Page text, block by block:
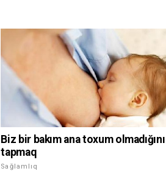
Biz bir bakım ana toxum olmadığını
tapmaq
Sağlamlıq